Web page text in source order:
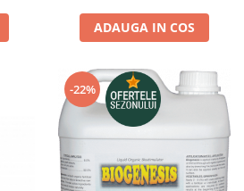
ADAUGA IN COS
-22%